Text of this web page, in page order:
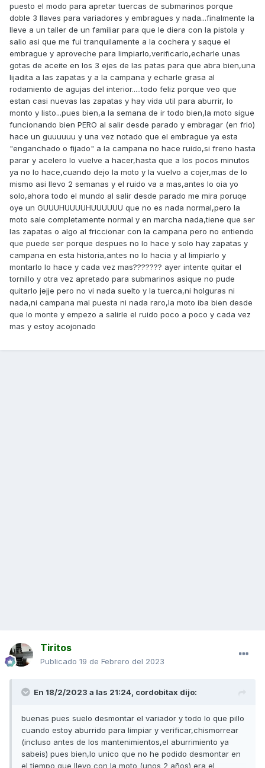
puesto el modo para apretar tuercas de submarinos porque
doble 3 llaves para variadores y embragues y nada...finalmente la
lleve a un taller de un familiar para que le diera con la pistola y
salio asi que me fui tranquilamente a la cochera y saque el
embrague y aproveche para limpiarlo,verificarlo,echarle unas
gotas de aceite en los 3 ejes de las patas para que abra bien,una
lijadita a las zapatas y a la campana y echarle grasa al
rodamiento de agujas del interior.....todo feliz porque veo que
estan casi nuevas las zapatas y hay vida util para aburrir, lo
monto y listo...pues bien,a la semana de ir todo bien,la moto sigue
funcionando bien PERO al salir desde parado y embragar (en frio)
hace un guuuuuu y una vez notado que el embrague ya esta
"enganchado o fijado" a la campana no hace ruido,si freno hasta
parar y acelero lo vuelve a hacer,hasta que a los pocos minutos
ya no lo hace,cuando dejo la moto y la vuelvo a cojer,mas de lo
mismo asi llevo 2 semanas y el ruido va a mas,antes lo oia yo
solo,ahora todo el mundo al salir desde parado me mira poruqe
oye un GUUUHUUUUHUUUUUU que no es nada normal,pero la
moto sale completamente normal y en marcha nada,tiene que ser
las zapatas o algo al friccionar con la campana pero no entiendo
que puede ser porque despues no lo hace y solo hay zapatas y
campana en esta historia,antes no lo hacia y al limpiarlo y
montarlo lo hace y cada vez mas??????? ayer intente quitar el
tornillo y otra vez apretado para submarinos asique no pude
quitarlo jejje pero no vi nada suelto y la tuerca,ni holguras ni
nada,ni campana mal puesta ni nada raro,la moto iba bien desde
que lo monte y empezo a salirle el ruido poco a poco y cada vez
mas y estoy acojonado
Tiritos
Publicado 19 de Febrero del 2023
En 18/2/2023 a las 21:24, cordobitax dijo:
buenas pues suelo desmontar el variador y todo lo que pillo
cuando estoy aburrido para limpiar y verificar,chismorrear
(incluso antes de los mantenimientos,el aburrimiento ya
sabeis) pues bien,lo unico que no he podido desmontar en
el tiempo que llevo con la moto (unos 2 años) era el